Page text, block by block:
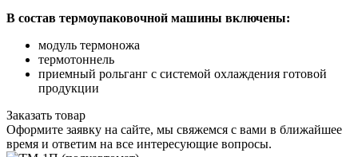
В состав термоупаковочной машины включены:
модуль термоножа
термотоннель
приемный рольганг с системой охлаждения готовой
продукции
Заказать товар
Оформите заявку на сайте, мы свяжемся с вами в ближайшее
время и ответим на все интересующие вопросы.